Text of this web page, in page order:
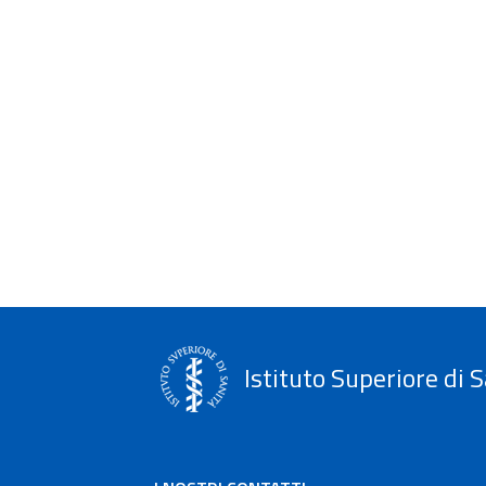
Istituto Superiore di